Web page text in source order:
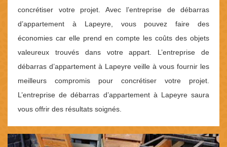
concrétiser votre projet. Avec l’entreprise de débarras
d’appartement à Lapeyre, vous pouvez faire des
économies car elle prend en compte les coûts des objets
valeureux trouvés dans votre appart. L’entreprise de
débarras d’appartement à Lapeyre veille à vous fournir les
meilleurs compromis pour concrétiser votre projet.
L’entreprise de débarras d’appartement à Lapeyre saura
vous offrir des résultats soignés.